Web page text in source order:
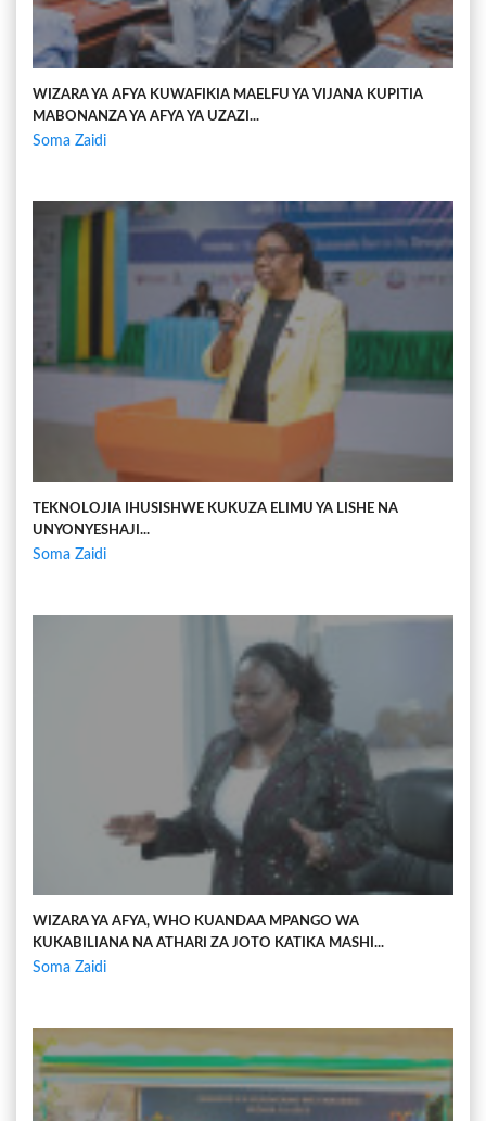
WIZARA YA AFYA KUWAFIKIA MAELFU YA VIJANA KUPITIA
MABONANZA YA AFYA YA UZAZI...
Soma Zaidi
TEKNOLOJIA IHUSISHWE KUKUZA ELIMU YA LISHE NA
UNYONYESHAJI...
Soma Zaidi
WIZARA YA AFYA, WHO KUANDAA MPANGO WA
KUKABILIANA NA ATHARI ZA JOTO KATIKA MASHI...
Soma Zaidi